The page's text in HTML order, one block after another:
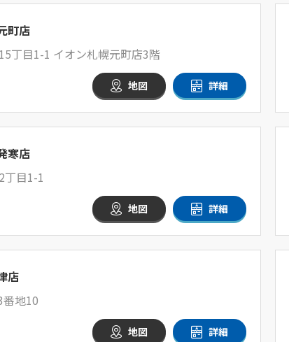
町店
丁目1-1 イオン札幌元町店3階
地図 詳細
寒店
丁目1-1
地図 詳細
店
地10
地図 詳細